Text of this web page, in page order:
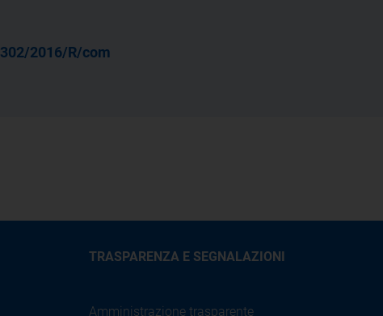
302/2016/R/com
TRASPARENZA E SEGNALAZIONI
Amministrazione trasparente